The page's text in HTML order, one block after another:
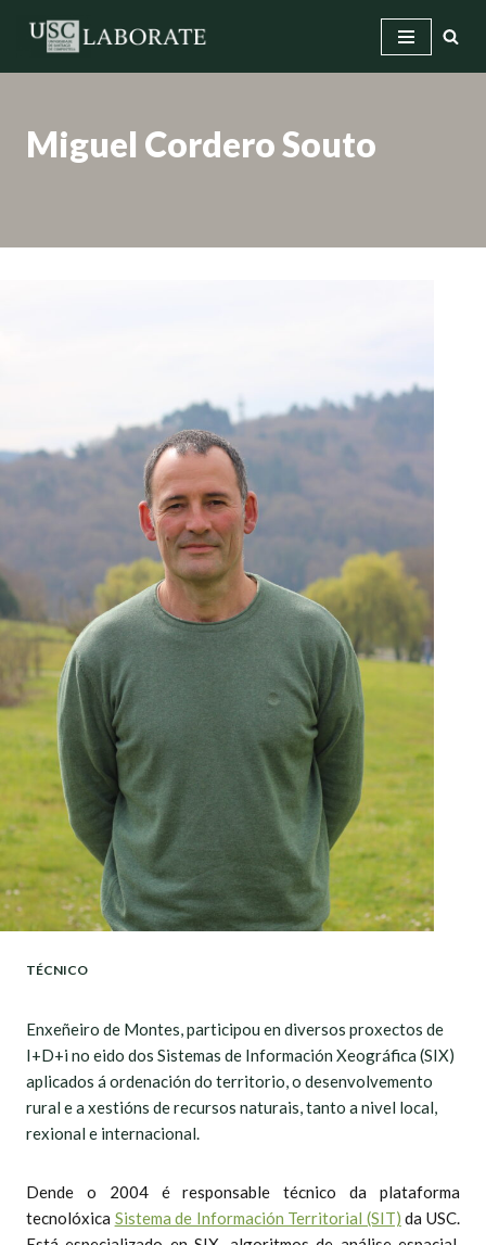
Saltar
Miguel Cordero Souto
TÉCNICO
Enxeñeiro de Montes, participou en diversos proxectos de
I+D+i no eido dos Sistemas de Información Xeográfica (SIX)
aplicados á ordenación do territorio, o desenvolvemento
rural e a xestións de recursos naturais, tanto a nivel local,
rexional e internacional.
Dende o 2004 é responsable técnico da plataforma
tecnolóxica Sistema de Información Territorial (SIT) da USC.